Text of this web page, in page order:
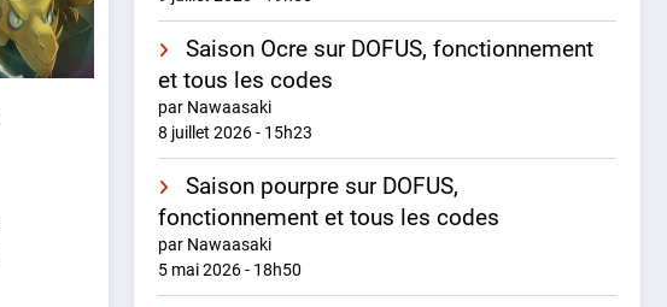
Saison Ocre sur DOFUS, fonctionnement
et tous les codes
par Nawaasaki
8 juillet 2026 - 15h23
Saison pourpre sur DOFUS,
fonctionnement et tous les codes
par Nawaasaki
5 mai 2026 - 18h50